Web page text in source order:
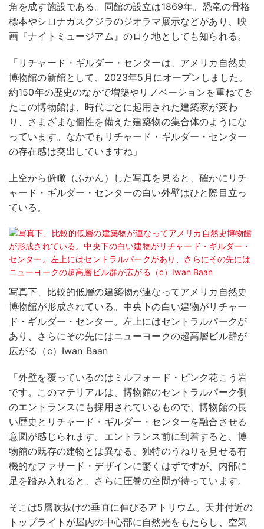
角を成す施設である。同館の設立は1869年。恐竜の骨格
標本やシロナガスクジラのジオラマ展示などがあり、映
画『ナイトミュージアム』のロケ地としても知られる。
「リチャード・ギルダー・センターは、アメリカ自然史
博物館の新館として、2023年5月にオープンしました。
約150年の歴史のなかで増築やリノベーションを重ねてき
たこの博物館は、時代ごとに起用された建築家が変わ
り、さまざまな個性を備えた建築物の集合体のようにな
っています。なかでもリチャード・ギルダー・センター
の存在感は突出していますね」
上空から俯瞰（ふかん）した写真を見ると、確かにリチ
ャード・ギルダー・センターの白い外壁はひと際目立っ
ている。
写真下、比較的低層の建築物が連なってアメリカ自然史
博物館が形成されている。中央下の白い建物がリチャー
ド・ギルダー・センター。左上にはセントラルパークが
あり、さらにその先にはニューヨークの超高層ビル群が
広がる（c）Iwan Baan
「外壁を覆っているのはミルフォード・ピンク花こう岩
です。このマテリアルは、博物館のセントラルパーク側
のエントランスにも採用されているもので、博物館の長
い歴史とリチャード・ギルダー・センターを融合させる
意図が感じられます。エントランス前に到着すると、博
物館の既存の建物とは異なる、独特のうねりを見せる有
機的なファサード・デザインに驚くはずですが、内部に
足を踏み入れると、さらに圧巻の空間が待っています。
そこは5層吹抜けの垂直に伸びるアトリウム。天井付近の
トップライトが屋内の中心部に自然光をもたらし、空気